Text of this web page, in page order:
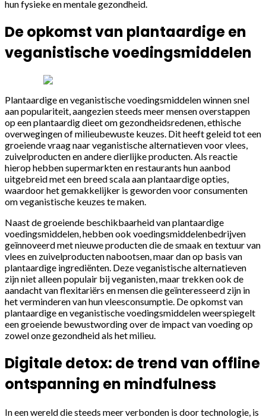
hun fysieke en mentale gezondheid.
De opkomst van plantaardige en
veganistische voedingsmiddelen
Plantaardige en veganistische voedingsmiddelen winnen snel
aan populariteit, aangezien steeds meer mensen overstappen
op een plantaardig dieet om gezondheidsredenen, ethische
overwegingen of milieubewuste keuzes. Dit heeft geleid tot een
groeiende vraag naar veganistische alternatieven voor vlees,
zuivelproducten en andere dierlijke producten. Als reactie
hierop hebben supermarkten en restaurants hun aanbod
uitgebreid met een breed scala aan plantaardige opties,
waardoor het gemakkelijker is geworden voor consumenten
om veganistische keuzes te maken.
Naast de groeiende beschikbaarheid van plantaardige
voedingsmiddelen, hebben ook voedingsmiddelenbedrijven
geïnnoveerd met nieuwe producten die de smaak en textuur van
vlees en zuivelproducten nabootsen, maar dan op basis van
plantaardige ingrediënten. Deze veganistische alternatieven
zijn niet alleen populair bij veganisten, maar trekken ook de
aandacht van flexitariërs en mensen die geïnteresseerd zijn in
het verminderen van hun vleesconsumptie. De opkomst van
plantaardige en veganistische voedingsmiddelen weerspiegelt
een groeiende bewustwording over de impact van voeding op
zowel onze gezondheid als het milieu.
Digitale detox: de trend van offline
ontspanning en mindfulness
In een wereld die steeds meer verbonden is door technologie, is